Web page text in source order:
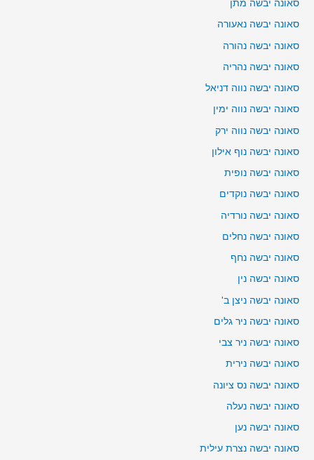
סאונה יבשה מתן
סאונה יבשה נאעורה
סאונה יבשה נהורה
סאונה יבשה נהריה
סאונה יבשה נווה דניאל
סאונה יבשה נווה ימין
סאונה יבשה נווה ירק
סאונה יבשה נוף אילון
סאונה יבשה נופית
סאונה יבשה נוקדים
סאונה יבשה נורדיה
סאונה יבשה נחלים
סאונה יבשה נחף
סאונה יבשה נין
סאונה יבשה ניצן ב'
סאונה יבשה ניר גלים
סאונה יבשה ניר צבי
סאונה יבשה נירית
סאונה יבשה נס ציונה
סאונה יבשה נעלה
סאונה יבשה נען
סאונה יבשה נצרת עילית